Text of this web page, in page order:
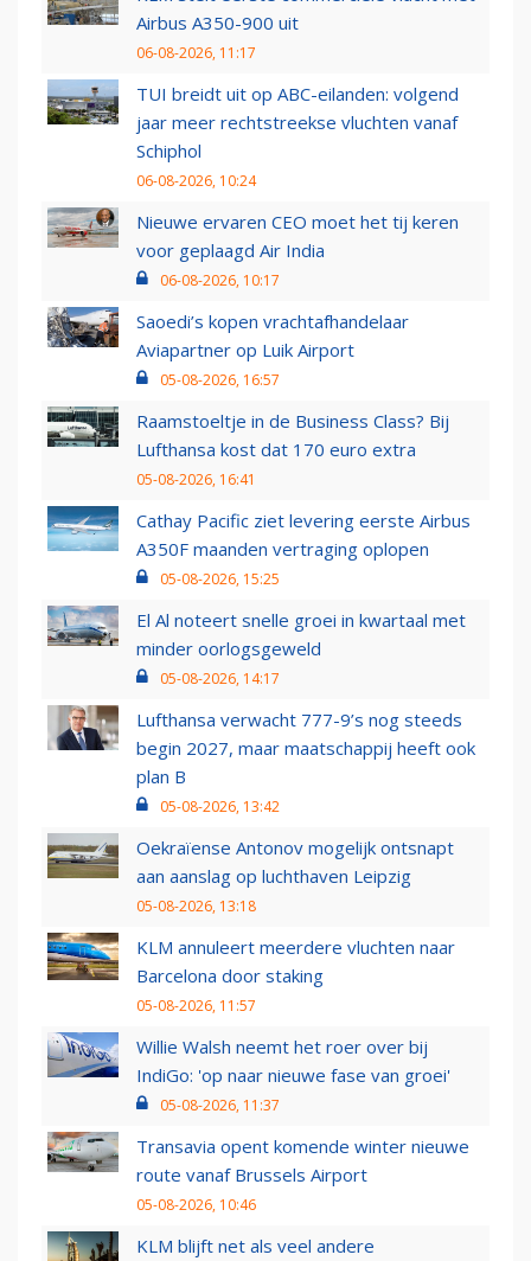
Airbus A350-900 uit
06-08-2026, 11:17
TUI breidt uit op ABC-eilanden: volgend
jaar meer rechtstreekse vluchten vanaf
Schiphol
06-08-2026, 10:24
Nieuwe ervaren CEO moet het tij keren
voor geplaagd Air India
06-08-2026, 10:17
Saoedi’s kopen vrachtafhandelaar
Aviapartner op Luik Airport
05-08-2026, 16:57
Raamstoeltje in de Business Class? Bij
Lufthansa kost dat 170 euro extra
05-08-2026, 16:41
Cathay Pacific ziet levering eerste Airbus
A350F maanden vertraging oplopen
05-08-2026, 15:25
El Al noteert snelle groei in kwartaal met
minder oorlogsgeweld
05-08-2026, 14:17
Lufthansa verwacht 777-9’s nog steeds
begin 2027, maar maatschappij heeft ook
plan B
05-08-2026, 13:42
Oekraïense Antonov mogelijk ontsnapt
aan aanslag op luchthaven Leipzig
05-08-2026, 13:18
KLM annuleert meerdere vluchten naar
Barcelona door staking
05-08-2026, 11:57
Willie Walsh neemt het roer over bij
IndiGo: 'op naar nieuwe fase van groei'
05-08-2026, 11:37
Transavia opent komende winter nieuwe
route vanaf Brussels Airport
05-08-2026, 10:46
KLM blijft net als veel andere